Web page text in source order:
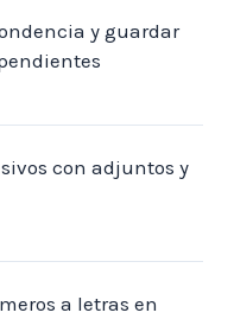
y guardar
con adjuntos y
a letras en